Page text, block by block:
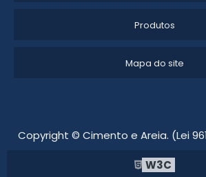
PAREDE DE CONCRETO A VENDA
Produtos
Mapa do site
Copyright © Cimento e Areia. (Lei
W3C